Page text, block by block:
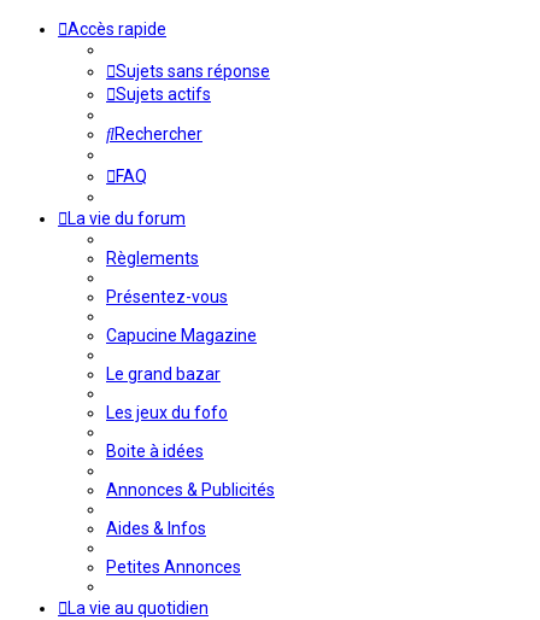
Accès rapide
Sujets sans réponse
Sujets actifs
Rechercher
FAQ
La vie du forum
Règlements
Présentez-vous
Capucine Magazine
Le grand bazar
Les jeux du fofo
Boite à idées
Annonces & Publicités
Aides & Infos
Petites Annonces
La vie au quotidien